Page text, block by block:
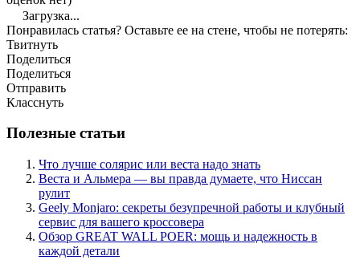
Загрузка...
Понравилась статья? Оставьте ее на стене, чтобы не потерять:
Твитнуть
Поделиться
Поделиться
Отправить
Класснуть
Полезные статьи
Что лучше солярис или веста надо знать
Веста и Альмера — вы правда думаете, что Ниссан
рулит
Geely Monjaro: секреты безупречной работы и клубный
сервис для вашего кроссовера
Обзор GREAT WALL POER: мощь и надежность в
каждой детали